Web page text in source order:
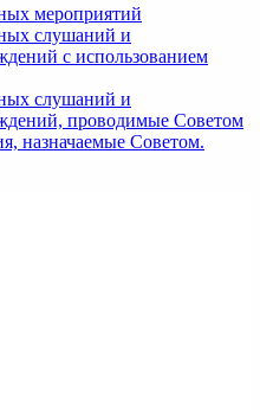
мероприятий
слушаний и
с использованием
слушаний и
проводимые Советом
назначаемые Советом.